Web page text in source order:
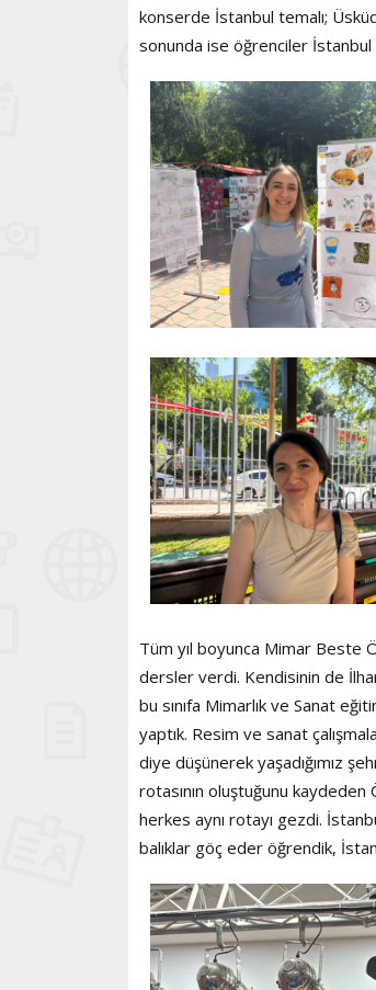
konserde İstanbul temalı;
sonunda ise öğrenciler İstanbul
Tüm yıl boyunca Mimar Beste
dersler verdi. Kendisinin de
bu sınıfa Mimarlık ve Sanat
yaptık. Resim ve sanat
diye düşünerek yaşadığımız
rotasının oluştuğunu
herkes aynı rotayı gezdi.
balıklar göç eder öğrendik,